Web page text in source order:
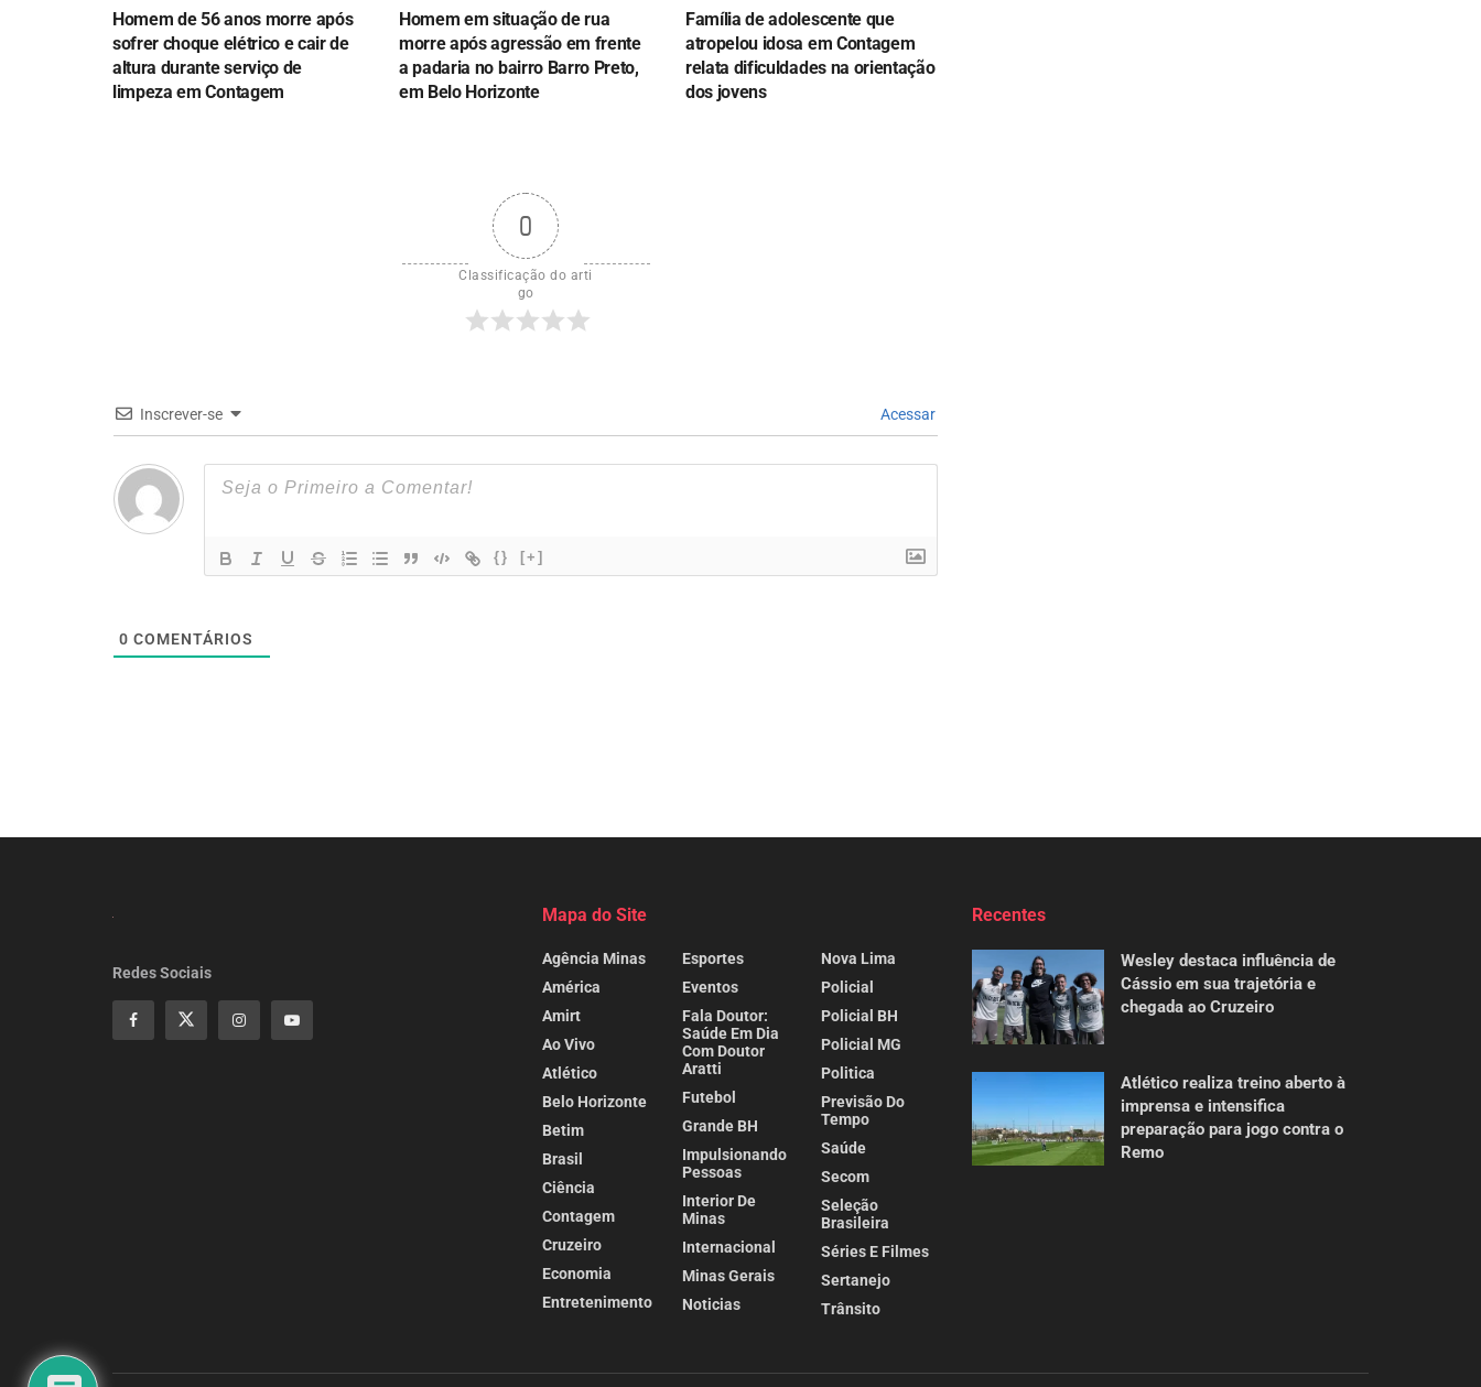
Homem de 56 anos morre após
sofrer choque elétrico e cair de
altura durante serviço de
limpeza em Contagem
Homem em situação de rua
morre após agressão em frente
a padaria no bairro Barro Preto,
em Belo Horizonte
Família de adolescente que
atropelou idosa em Contagem
relata dificuldades na orientação
dos jovens
0
Classificação do arti
go
Inscrever-se Acessar
{} [+]
0 COMENTÁRIOS
Redes Sociais
Mapa do Site
Agência Minas
América
Amirt
Ao Vivo
Atlético
Belo Horizonte
Betim
Brasil
Ciência
Contagem
Cruzeiro
Economia
Entretenimento
Esportes
Eventos
Fala Doutor:
Saúde Em Dia
Com Doutor
Aratti
Futebol
Grande BH
Impulsionando
Pessoas
Interior De
Minas
Internacional
Minas Gerais
Noticias
Nova Lima
Policial
Policial BH
Policial MG
Politica
Previsão Do
Tempo
Saúde
Secom
Seleção
Brasileira
Séries E Filmes
Sertanejo
Trânsito
Recentes
Wesley destaca influência de
Cássio em sua trajetória e
chegada ao Cruzeiro
Atlético realiza treino aberto à
imprensa e intensifica
preparação para jogo contra o
Remo